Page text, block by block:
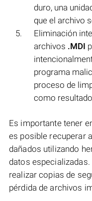
duro, una
que el archivo
Eliminación
archivos .MDI
programa
proceso de
como
Es importante tener
es posible recuperar
dañados utilizando
datos
realizar copias de
pérdida de archivos